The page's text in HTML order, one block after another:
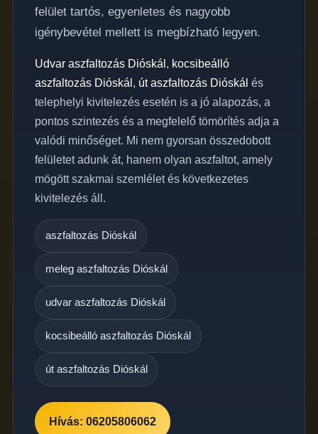
felület tartós, egyenletes és nagyobb
igénybevétel mellett is megbízható legyen.
Udvar aszfaltozás Dióskál , kocsibeálló
aszfaltozás Dióskál , út aszfaltozás Dióskál és
telephelyi kivitelezés esetén is a jó alapozás, a
pontos szintezés és a megfelelő tömörítés adja a
valódi minőséget. Mi nem gyorsan összedobott
felületet adunk át, hanem olyan aszfaltot, amely
mögött szakmai szemlélet és következetes
kivitelezés áll.
aszfaltozás Dióskál
meleg aszfaltozás Dióskál
udvar aszfaltozás Dióskál
kocsibeálló aszfaltozás Dióskál
út aszfaltozás Dióskál
Hívás: 06205806062